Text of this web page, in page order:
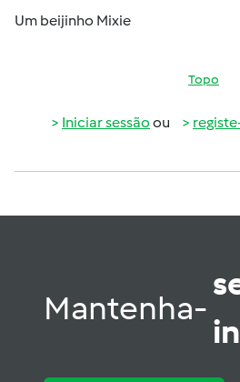
Um beijinho Mixie
Topo
Iniciar sessão ou
Mantenha-